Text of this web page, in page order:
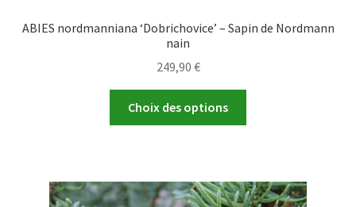
ABIES nordmanniana ‘Dobrichovice’ – Sapin de Nordmann
nain
249,90 €
Choix des options
variations.
Les